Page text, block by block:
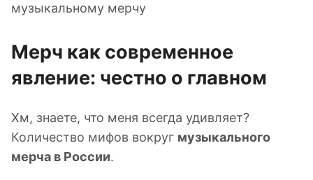
музыкальному мерчу
Мерч как современное
явление: честно о главном
Хм, знаете, что меня всегда удивляет?
Количество мифов вокруг музыкального
мерча в России.